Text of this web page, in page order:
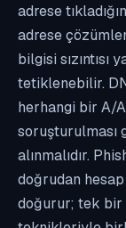
adrese
adrese
bilgisi
tetiklenebilir.
herhangi bir A/
alınmalıdır.
doğrudan
doğurur; tek bir